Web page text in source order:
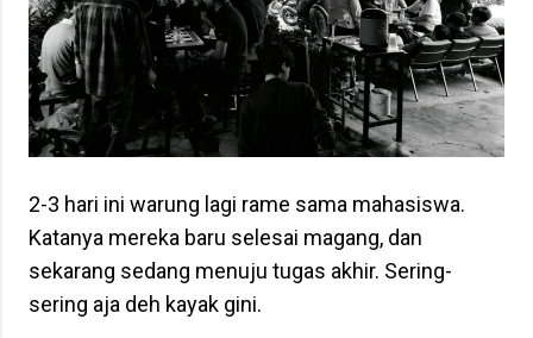
2-3 hari ini warung lagi rame sama mahasiswa.
Katanya mereka baru selesai magang, dan
sekarang sedang menuju tugas akhir. Sering-
sering aja deh kayak gini.